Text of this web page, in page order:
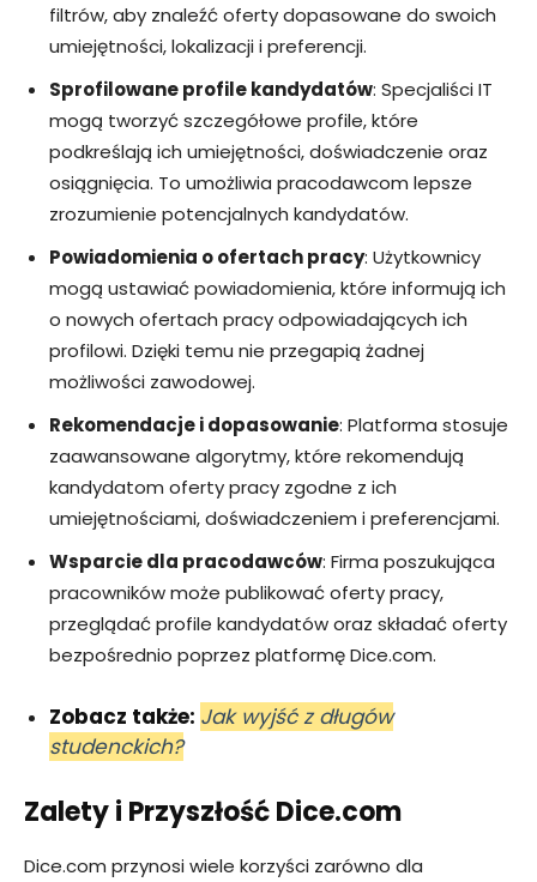
filtrów, aby znaleźć oferty dopasowane do swoich
umiejętności, lokalizacji i preferencji.
Sprofilowane profile kandydatów: Specjaliści IT
mogą tworzyć szczegółowe profile, które
podkreślają ich umiejętności, doświadczenie oraz
osiągnięcia. To umożliwia pracodawcom lepsze
zrozumienie potencjalnych kandydatów.
Powiadomienia o ofertach pracy: Użytkownicy
mogą ustawiać powiadomienia, które informują ich
o nowych ofertach pracy odpowiadających ich
profilowi. Dzięki temu nie przegapią żadnej
możliwości zawodowej.
Rekomendacje i dopasowanie: Platforma stosuje
zaawansowane algorytmy, które rekomendują
kandydatom oferty pracy zgodne z ich
umiejętnościami, doświadczeniem i preferencjami.
Wsparcie dla pracodawców: Firma poszukująca
pracowników może publikować oferty pracy,
przeglądać profile kandydatów oraz składać oferty
bezpośrednio poprzez platformę Dice.com.
Zobacz także: Jak wyjść z długów
studenckich?
Zalety i Przyszłość Dice.com
Dice.com przynosi wiele korzyści zarówno dla